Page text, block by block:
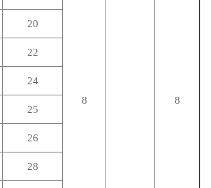
8 8
20
22
24
25
26
28